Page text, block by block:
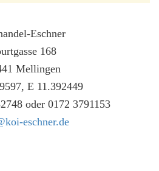
Eschner
168
Mellingen
E 11.392449
oder 0172 3791153
eschner.de